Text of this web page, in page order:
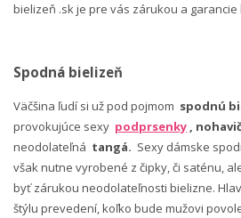
bielizeň .sk je pre vás zárukou a
Spodná bielizeň
Väčšina ľudí si už pod pojmom spodnú
provokujúce sexy podprsenky ,
neodolateľná tangá. Sexy dámske
však nutne vyrobené z čipky, či saténu,
byť zárukou neodolateľnosti bielizne.
štýlu prevedení, koľko bude mužovi